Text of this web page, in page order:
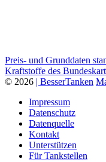
Preis- und Grunddaten
Kraftstoffe des
© 2026 | BesserTanken
Impressum
Datenschutz
Datenquelle
Kontakt
Unterstützen
Für Tankstellen